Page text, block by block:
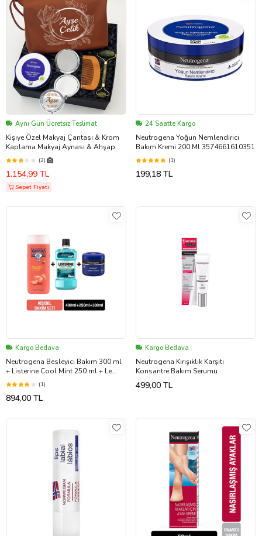
Aynı Gün Ücretsiz Teslimat
Kişiye Özel Makyaj Çantası & Krom
Kaplama Makyaj Aynası & Ahşap
Tarak & Yeşim Taşlı Yüz Bakım Aleti
& Neutrogena Krem Hediye Seti
(2)
1.154,99 TL
Sepet Fiyatı
24 Saatte Kargo
Neutrogena Yoğun Nemlendirici
Bakım Kremi 200 Ml 3574661610351
(1)
199,18 TL
Kargo Bedava
Neutrogena Besleyici Bakım 300 ml
+ Listerine Cool Mint 250 ml + Le
Petit Marseillais Şeftali 400 ml
(1)
894,00 TL
Kargo Bedava
Neutrogena Kırışıklık Karşıtı
Konsantre Bakım Serumu
499,00 TL